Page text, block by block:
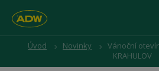
Úvod Novinky
Vánoční
KRAHULOV